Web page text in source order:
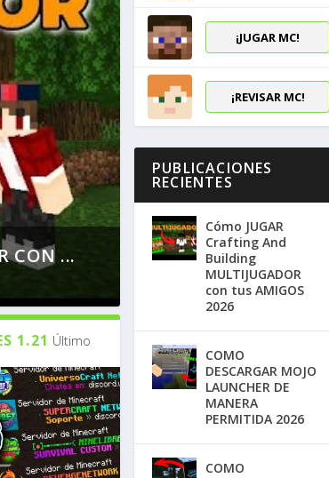
CON ...
1.21 Último
¡JUGAR MC!
¡REVISAR MC!
PUBLICACIONES
RECIENTES
Cómo JUGAR
Crafting And
Building
MULTIJUGADOR
con tus AMIGOS
2026
COMO
DESCARGAR MOJO
LAUNCHER DE
MANERA
PERMITIDA 2026
COMO